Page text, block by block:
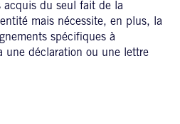
acquis du seul fait de la
mais nécessite, en plus, la
spécifiques à
une déclaration ou une lettre